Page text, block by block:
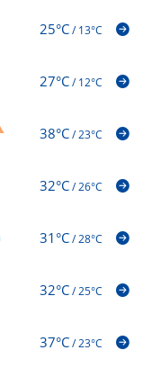
25°C/13°C
27°C/12°C
38°C/23°C
32°C/26°C
31°C/28°C
32°C/25°C
37°C/23°C